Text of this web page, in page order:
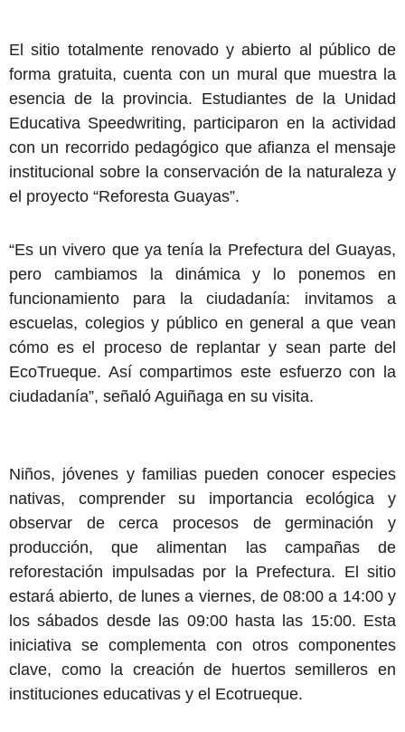
El sitio totalmente renovado y abierto al público de
forma gratuita, cuenta con un mural que muestra la
esencia de la provincia. Estudiantes de la Unidad
Educativa Speedwriting, participaron en la actividad
con un recorrido pedagógico que afianza el mensaje
institucional sobre la conservación de la naturaleza y
el proyecto “Reforesta Guayas”.
“Es un vivero que ya tenía la Prefectura del Guayas,
pero cambiamos la dinámica y lo ponemos en
funcionamiento para la ciudadanía: invitamos a
escuelas, colegios y público en general a que vean
cómo es el proceso de replantar y sean parte del
EcoTrueque. Así compartimos este esfuerzo con la
ciudadanía”, señaló Aguiñaga en su visita.
Niños, jóvenes y familias pueden conocer especies
nativas, comprender su importancia ecológica y
observar de cerca procesos de germinación y
producción, que alimentan las campañas de
reforestación impulsadas por la Prefectura. El sitio
estará abierto, de lunes a viernes, de 08:00 a 14:00 y
los sábados desde las 09:00 hasta las 15:00. Esta
iniciativa se complementa con otros componentes
clave, como la creación de huertos semilleros en
instituciones educativas y el Ecotrueque.